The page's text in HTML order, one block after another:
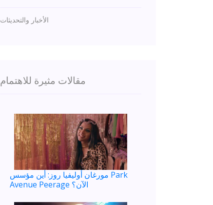
الأخبار والتحديثات
مقالات مثيرة للاهتمام
مورغان أوليفيا روز: أين مؤسس Park
Avenue Peerage الآن؟